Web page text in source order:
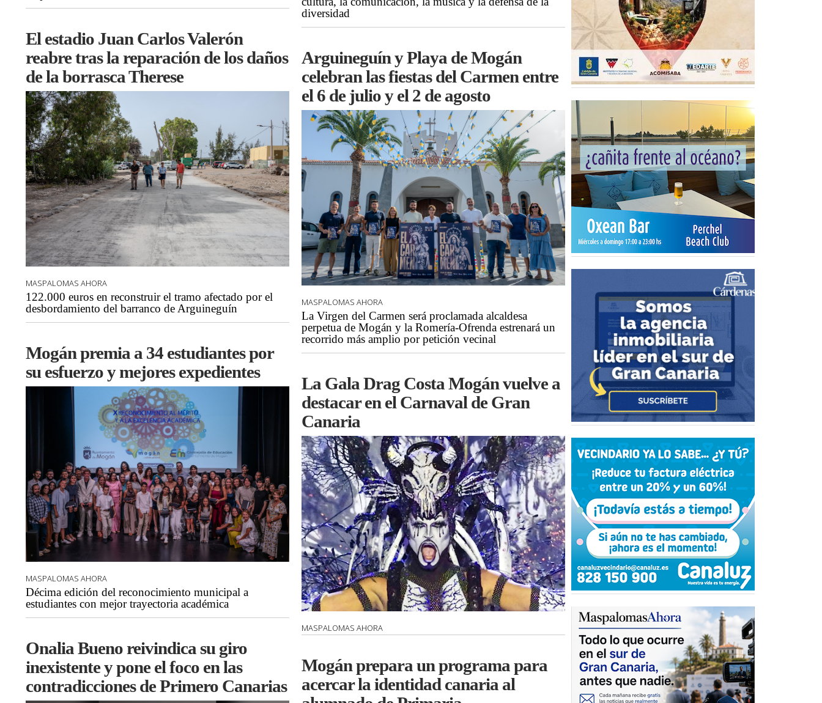
El estadio Juan Carlos Valerón
reabre tras la reparación de los daños
de la borrasca Therese
MASPALOMAS AHORA
122.000 euros en reconstruir el tramo afectado por el
desbordamiento del barranco de Arguineguín
Mogán premia a 34 estudiantes por
su esfuerzo y mejores expedientes
MASPALOMAS AHORA
Décima edición del reconocimiento municipal a
estudiantes con mejor trayectoria académica
Onalia Bueno reivindica su giro
inexistente y pone el foco en las
contradicciones de Primero Canarias
diversidad
Arguineguín y Playa de Mogán
celebran las fiestas del Carmen entre
el 6 de julio y el 2 de agosto
MASPALOMAS AHORA
La Virgen del Carmen será proclamada alcaldesa
perpetua de Mogán y la Romería-Ofrenda estrenará un
recorrido más amplio por petición vecinal
La Gala Drag Costa Mogán vuelve a
destacar en el Carnaval de Gran
Canaria
MASPALOMAS AHORA
Mogán prepara un programa para
acercar la identidad canaria al